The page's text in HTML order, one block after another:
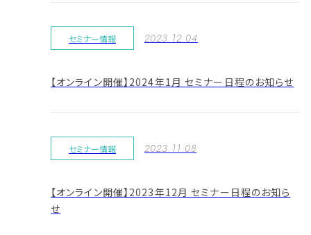
セミナー情報 2023.12.04
【オンライン開催】2024年1月 セミナー日程のお知らせ
セミナー情報 2023.11.08
【オンライン開催】2023年12月 セミナー日程のお知ら
せ